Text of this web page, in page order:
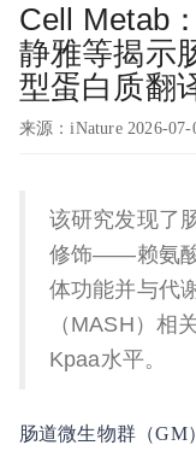
Cell Metab
静雅等揭示
型蛋白质翻
来源：iNature 2026-07-
该研究发现了
修饰——赖氨酸
体功能并与代
（MASH）相
Kpaa水平。
肠道微生物群（